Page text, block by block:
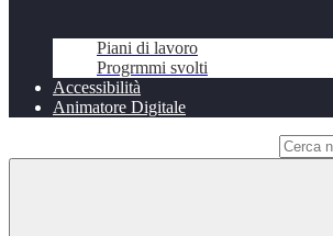
Piani di lavoro
Progrmmi svolti
Accessibilità
Animatore Digitale